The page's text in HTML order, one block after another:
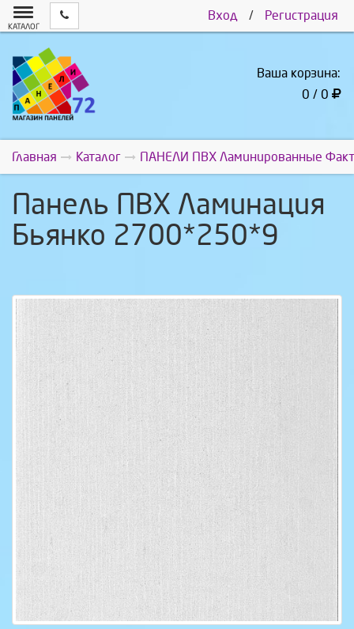
Вход / Регистрация
КАТАЛОГ
Ваша корзина:
0 / 0
Главная Каталог ПАНЕЛИ ПВХ Ламинированные
Панель ПВХ Ламинация
Бьянко 2700*250*9